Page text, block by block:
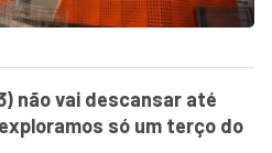
não vai descansar até
só um terço do